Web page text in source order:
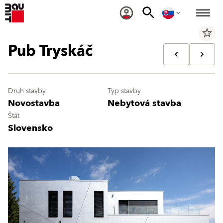
star_border
Pub Tryskáč
Druh stavby
Novostavba
Typ stavby
Nebytová stavba
Štát
Slovensko